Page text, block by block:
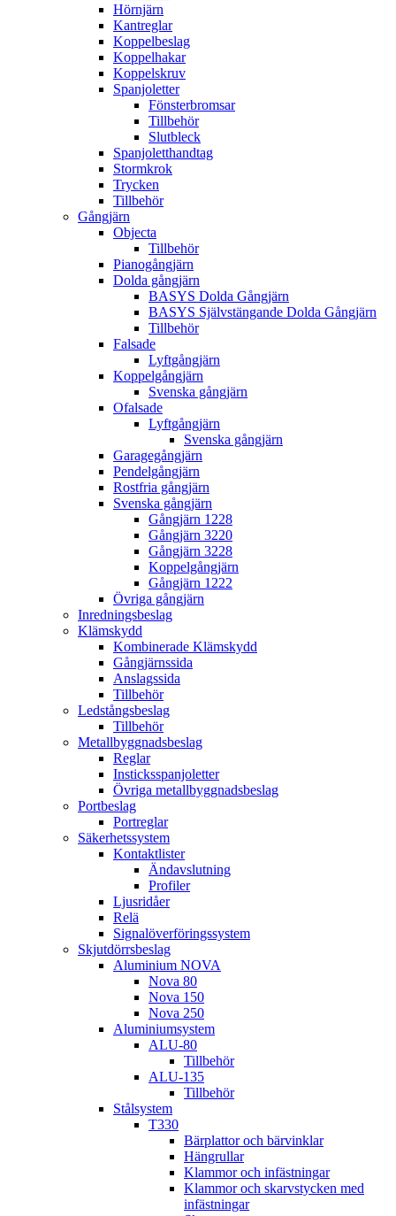
Hörnjärn
Kantreglar
Koppelbeslag
Koppelhakar
Koppelskruv
Spanjoletter
Fönsterbromsar
Tillbehör
Slutbleck
Spanjoletthandtag
Stormkrok
Trycken
Tillbehör
Gångjärn
Objecta
Tillbehör
Pianogångjärn
Dolda gångjärn
BASYS Dolda Gångjärn
BASYS Självstängande Dolda Gångjärn
Tillbehör
Falsade
Lyftgångjärn
Koppelgångjärn
Svenska gångjärn
Ofalsade
Lyftgångjärn
Svenska gångjärn
Garagegångjärn
Pendelgångjärn
Rostfria gångjärn
Svenska gångjärn
Gångjärn 1228
Gångjärn 3220
Gångjärn 3228
Koppelgångjärn
Gångjärn 1222
Övriga gångjärn
Inredningsbeslag
Klämskydd
Kombinerade Klämskydd
Gångjärnssida
Anslagssida
Tillbehör
Ledstångsbeslag
Tillbehör
Metallbyggnadsbeslag
Reglar
Insticksspanjoletter
Övriga metallbyggnadsbeslag
Portbeslag
Portreglar
Säkerhetssystem
Kontaktlister
Ändavslutning
Profiler
Ljusridåer
Relä
Signalöverföringssystem
Skjutdörrsbeslag
Aluminium NOVA
Nova 80
Nova 150
Nova 250
Aluminiumsystem
ALU-80
Tillbehör
ALU-135
Tillbehör
Stålsystem
T330
Bärplattor och bärvinklar
Hängrullar
Klammor och infästningar
Klammor och skarvstycken med
infästningar